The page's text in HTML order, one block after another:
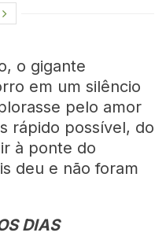
o gigante
em um silêncio
pelo amor
rápido possível, do
à ponte do
deu e não foram
DIAS